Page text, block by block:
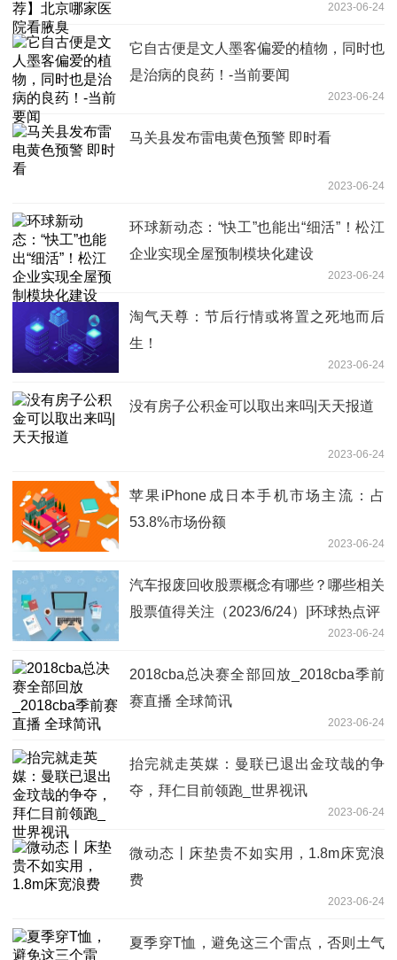
2023-06-24
它自古便是文人墨客偏爱的植物，同时也
是治病的良药！-当前要闻
2023-06-24
马关县发布雷电黄色预警 即时看
2023-06-24
环球新动态：“快工”也能出“细活”！松江
企业实现全屋预制模块化建设
2023-06-24
淘气天尊：节后行情或将置之死地而后
生！
2023-06-24
没有房子公积金可以取出来吗|天天报道
2023-06-24
苹果iPhone成日本手机市场主流：占
53.8%市场份额
2023-06-24
汽车报废回收股票概念有哪些？哪些相关
股票值得关注（2023/6/24）|环球热点评
2023-06-24
2018cba总决赛全部回放_2018cba季前
赛直播 全球简讯
2023-06-24
抬完就走英媒：曼联已退出金玟哉的争
夺，拜仁目前领跑_世界视讯
2023-06-24
微动态丨床垫贵不如实用，1.8m床宽浪
费
2023-06-24
夏季穿T恤，避免这三个雷点，否则土气